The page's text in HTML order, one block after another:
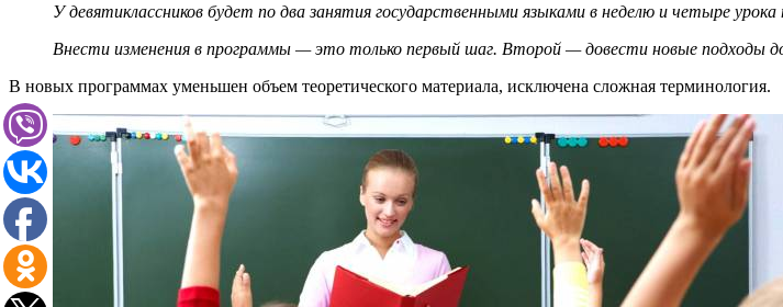
У девятиклассников будет по два занятия государственными языками в неделю и четыре
Внести изменения в программы — это только первый шаг. Второй — довести новые подходы
В новых программах уменьшен объем теоретического материала, исключена сложная терминология.